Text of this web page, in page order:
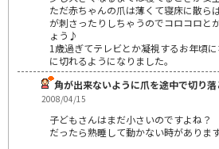
ただ赤ちゃんの爪は薄くて寝床に散ら
が刺さったりしちゃうのでコロコロと
ょう♪
1歳過ぎてテレビとか凝視するお年頃
に切れるようになりました。
角が出来ないように爪を途中で切り
2008/04/15
子どもさんはまだ小さいのですよね？
だったら熟睡して動かない時があります